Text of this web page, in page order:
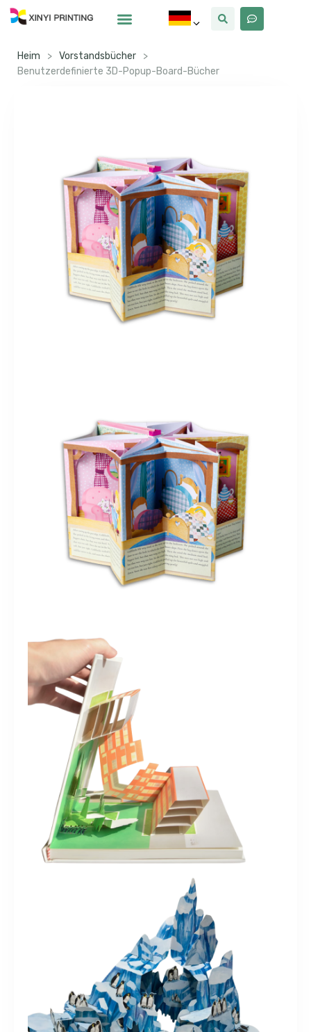
Heim > Vorstandsbücher
>
Benutzerdefinierte 3D-Popup-Board-Bücher